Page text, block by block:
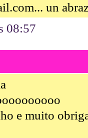
un
08:57
e muito